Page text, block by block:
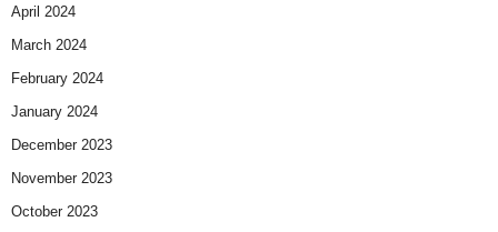
April 2024
March 2024
February 2024
January 2024
December 2023
November 2023
October 2023